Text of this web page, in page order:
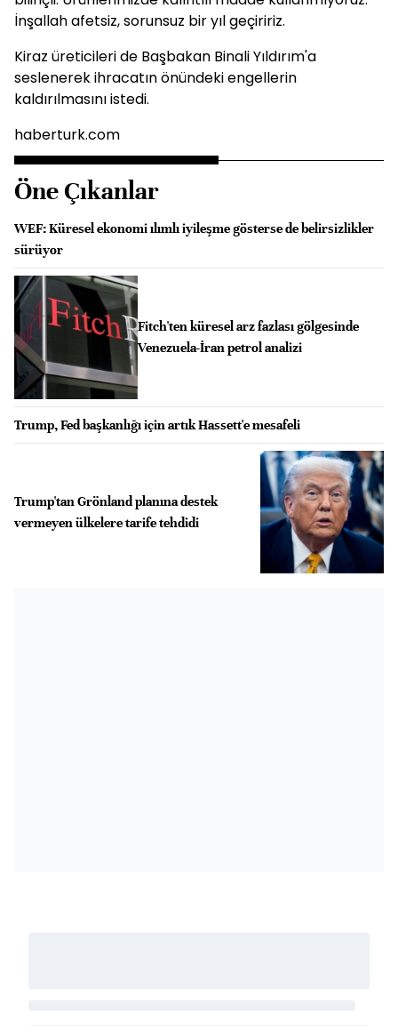
İnşallah afetsiz, sorunsuz bir yıl geçiririz.
Kiraz üreticileri de Başbakan Binali Yıldırım'a
seslenerek ihracatın önündeki engellerin
kaldırılmasını istedi.
haberturk.com
Öne Çıkanlar
WEF: Küresel ekonomi ılımlı iyileşme gösterse de belirsizlikler
sürüyor
Fitch'ten küresel arz fazlası gölgesinde
Venezuela-İran petrol analizi
Trump, Fed başkanlığı için artık Hassett'e mesafeli
Trump'tan Grönland planına destek
vermeyen ülkelere tarife tehdidi